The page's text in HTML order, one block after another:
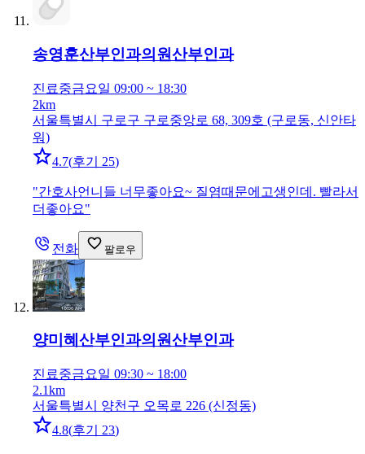
송영훈산부인과의원산부인과
진료중금요일 09:00 ~ 18:30
2km
서울특별시 구로구 구로중앙로 68, 309호 (구로동, 신안타
워)
4.7(후기 25)
"간호사언니들 너무좋아요~ 질염때문에고생인데. 빨라서
더좋아요"
전화 팔로우
양미혜산부인과의원산부인과
진료중금요일 09:30 ~ 18:00
2.1km
서울특별시 양천구 오목로 226 (신정동)
4.8(후기 23)